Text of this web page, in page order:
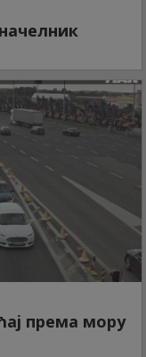
према мору